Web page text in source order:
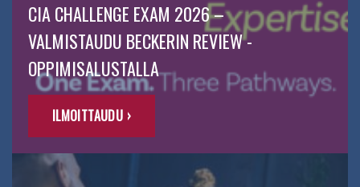
CIA CHALLENGE EXAM 2026 –
VALMISTAUDU BECKERIN REVIEW -
OPPIMISALUSTALLA
ILMOITTAUDU ›